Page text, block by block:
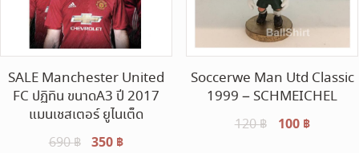
SALE Manchester United
FC ปฏิทิน ขนาดA3 ปี 2017
แมนเชสเตอร์ ยูไนเต็ด
690฿ Original
350 ฿Current
Soccerwe Man Utd Classic
1999 – SCHMEICHEL
120฿
Original
100 ฿Current